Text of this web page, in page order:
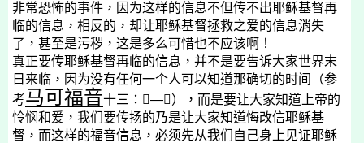
非常恐怖的事件，因为这样的信息不但传不出耶稣基督再
临的信息，相反的，却让耶稣基督拯救之爱的信息消失
了，甚至是污秽，这是多么可惜也不应该啊！
真正要传耶稣基督再临的信息，并不是要告诉大家世界末
日来临，因为没有任何一个人可以知道那确切的时间（参
考马可福音十三： —），而是要让大家知道上帝的
怜悯和爱，我们要传扬的乃是让大家知道悔改信耶稣基
督，而这样的福音信息，必须先从我们自己身上见证耶稣